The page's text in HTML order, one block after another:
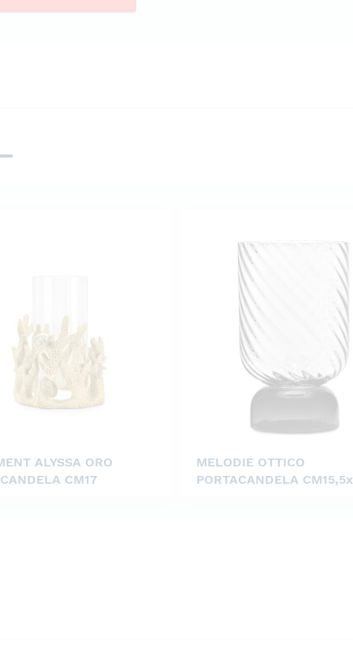
ALYSSA ORO
CM17
MELODIE OTTICO
PORTACANDELA